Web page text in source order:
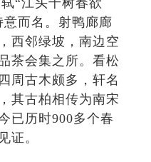
“江头千树春欲
而名。射鸭廊廊
西邻绿坡，南边空
茶会集之所。看松
周古木颇多，轩名
其古柏相传为南宋
已历时900多个春
证。